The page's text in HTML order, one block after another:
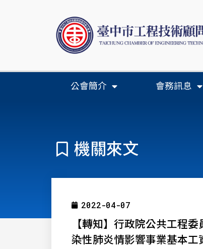
公會簡介 會務訊息
機關來文
2022-04-07
【轉知】行政院公共工程
染性肺炎情影響事業基本